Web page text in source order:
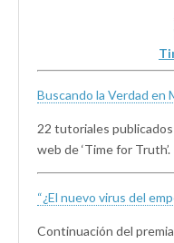
Buscando la Verdad en
22 tutoriales
web de ‘Time for Truth’.
“¿El nuevo virus del
Continuación del